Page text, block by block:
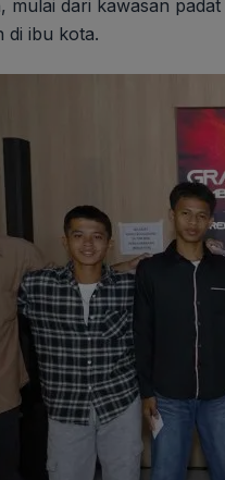
mulai dari kawasan
di ibu kota.